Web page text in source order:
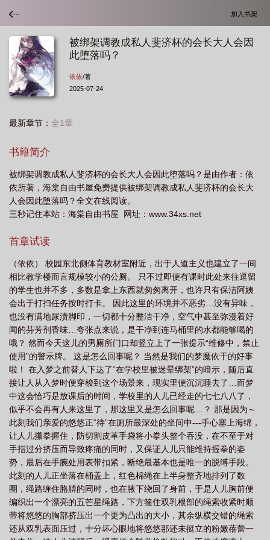
加入书架
被绑架调教成私人斐济杯的会长大人会因
此堕落吗？
依依/著
2025-07-24
最新章节： 全1章
书籍简介
被绑架调教成私人斐济杯的会长大人会因此堕落吗？是由作者：依
依所著，海棠自由书屋免费提供被绑架调教成私人斐济杯的会长大
人会因此堕落吗？全文在线阅读。
三秒记住本站：海棠自由书屋 网址：www.34xs.net
首章试读
（依依） 校园东北侧体育教材室附近，出于人道主义也建立了一间
相比教学楼而言规模较小的公厕。 只不过即便有课时此处来往逗留
的学生也并不多，多数是拿上东西就匆匆离开，也许只有保洁阿姨
会出于打扫任务按时打卡。 因此这里的环境并不恶劣…没有异味，
也没有满地尿渍脚印，一切都十分整洁干净，空气中甚至弥漫着好
闻的芬芳剂香味…夸张点来说，是干净到连马桶里的水都能够喝的
哦？ 然而今天这儿的男厕所门口却竖立上了一张提示“维修中，禁止
使用”的警示牌。 这是怎么回事呢？ 当然是我们的梦魔依干的好事
啦！ 在入梦之前替人下达了“在学校里被迷晕绑架”的暗示，随后直
接让人从入梦时便穿梭到这个场景来，现实里便沉沉睡去了…而梦
中这会恰巧是放课后的时间，学校里的人儿已经走的七七八八了，
似乎不会再有人来这里了，那这里又是怎么回事呢…？ 那是因为～
此刻我们亲爱的悠悠正“待”在厕所最深处的坐间中---手心塞上海绵，
让人儿攥拳握住，防切割皮革手袋将小拳头整个吞没，在不至于对
手指过分挤压而导致疼痛的同时，又保证人儿只能维持握拳的姿
势，最后在手腕处用表带扣紧，断绝最基本也是唯一的脱缚手段。
此刻的人儿正坐落在桶盖上，红色棉绳在上半身整齐地排列了数
圈，绳路缠住胳膊的同时，也在腋下绕回了身前，于是人儿胸前便
编织出一个漂亮的五芒星绳路，下方箍住双乳根部的绳索收紧时顺
带将悠悠的胸部挤压出一个更为凸出的大小，其余纵横交错的绳索
还从双乳表面压过，十分坏心眼地将悠悠那还未挺立的粉嫩蓓蕾一